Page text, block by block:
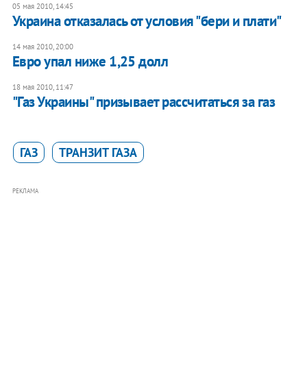
05 мая 2010, 14:45
Украина отказалась от условия "бери и плати"
14 мая 2010, 20:00
Евро упал ниже 1,25 долл
18 мая 2010, 11:47
"Газ Украины" призывает рассчитаться за газ
ГАЗ ТРАНЗИТ ГАЗА
РЕКЛАМА